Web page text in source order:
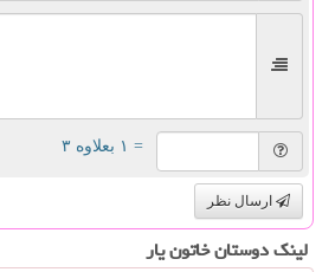
= ۱ بعلاوه ۳
ارسال نظر
لینک دوستان خاتون یار